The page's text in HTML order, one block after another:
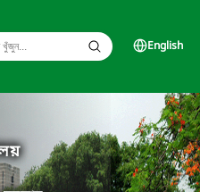
English